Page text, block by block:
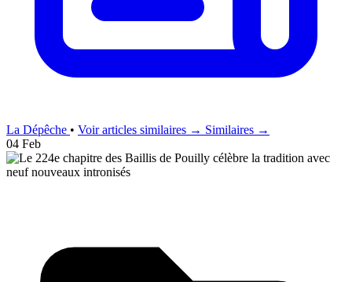
La Dépêche • Voir articles similaires → Similaires →
04 Feb